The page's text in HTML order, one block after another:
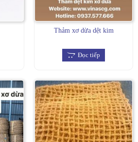
Thảm xơ dừa dệt kim
Đọc tiếp